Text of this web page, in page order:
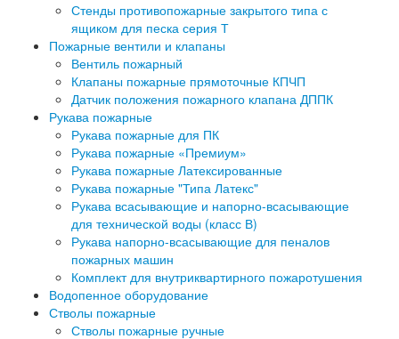
Стенды противопожарные закрытого типа с
ящиком для песка серия Т
Пожарные вентили и клапаны
Вентиль пожарный
Клапаны пожарные прямоточные КПЧП
Датчик положения пожарного клапана ДППК
Рукава пожарные
Рукава пожарные для ПК
Рукава пожарные «Премиум»
Рукава пожарные Латексированные
Рукава пожарные "Типа Латекс"
Рукава всасывающие и напорно-всасывающие
для технической воды (класс В)
Рукава напорно-всасывающие для пеналов
пожарных машин
Комплект для внутриквартирного пожаротушения
Водопенное оборудование
Стволы пожарные
Стволы пожарные ручные